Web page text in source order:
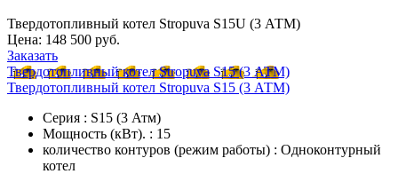
Твердотопливный котел Stropuva S15U (3 АТМ)
Цена: 148 500 руб.
Заказать
Твердотопливный котел Stropuva S15 (3 АТМ)
Твердотопливный котел Stropuva S15 (3 АТМ)
Серия : S15 (3 Атм)
Мощность (кВт). : 15
количество контуров (режим работы) : Одноконтурный
котел